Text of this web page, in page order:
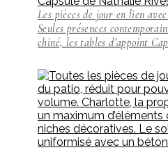
Les pièces de jour en lien
Seules présences
chiné, les tables d’appoint